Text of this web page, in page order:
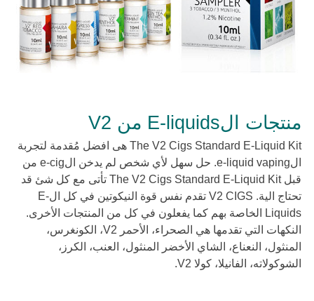
منتجات الE-liquids من V2
The V2 Cigs Standard E-Liquid Kit هى افضل مُقدمة لتجربة
الe-liquid vaping. حل سهل لأي شخص لم يدخن الe-cig من
قبل The V2 Cigs Standard E-Liquid Kit تأتى مع كل شئ قد
تحتاج الية. V2 CIGS تقدم نفس قوة النيكوتين في كل الE-
Liquids الخاصة بهم كما يفعلون في كل من المنتجات الأخرى.
النكهات التي تقدمها هي الصحراء، الأحمر V2، الكونغرس،
المنثول، النعناع، الشاي الأخضر المنثول، العنب، الكرز،
الشوكولاته، الفانيلا، كولا V2.